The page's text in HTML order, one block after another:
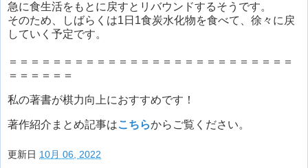
急に食生活をもとに戻すとリバウンドするそうです。
そのため、しばらくは1日1食炭水化物を食べて、徐々に戻
していく予定です。
＝＝＝＝＝＝＝＝＝＝＝＝＝＝＝＝＝＝＝＝＝＝＝＝＝＝
＝＝＝＝＝＝
私の著書が棋力向上におすすめです！
著作紹介まとめ記事はこちらからご覧ください。
更新日 10月 06, 2022